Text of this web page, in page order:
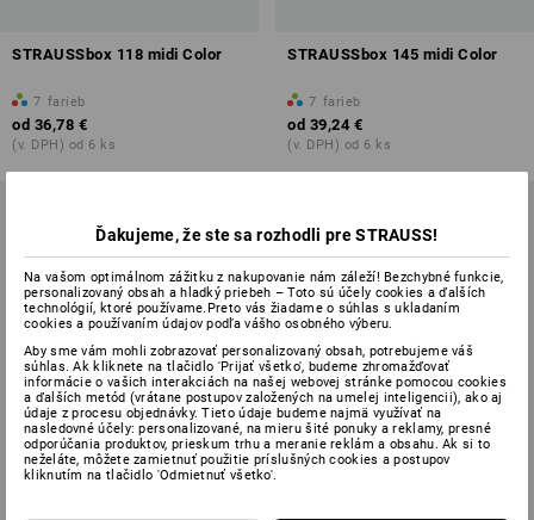
STRAUSSbox 118 midi Color
7 farieb
od 36,78 €
(v. DPH) od 6 ks
STRAUSSbox 145 midi Color
7 farieb
od 39,24 €
(v. DPH) od 6 ks
Ďakujeme, že ste sa rozhodli pre STRAUSS!
Na vašom optimálnom zážitku z nakupovanie nám záleží! Bezchybné funkcie,
personalizovaný obsah a hladký priebeh – Toto sú účely cookies a ďalších
technológií, ktoré používame.Preto vás žiadame o súhlas s ukladaním
cookies a používaním údajov podľa vášho osobného výberu.
Aby sme vám mohli zobrazovať personalizovaný obsah, potrebujeme váš
súhlas. Ak kliknete na tlačidlo 'Prijať všetko', budeme zhromažďovať
informácie o vašich interakciách na našej webovej stránke pomocou cookies
a ďalších metód (vrátane postupov založených na umelej inteligencii), ako aj
údaje z procesu objednávky. Tieto údaje budeme najmä využívať na
nasledovné účely: personalizované, na mieru šité ponuky a reklamy, presné
odporúčania produktov, prieskum trhu a meranie reklám a obsahu. Ak si to
neželáte, môžete zamietnuť použitie príslušných cookies a postupov
kliknutím na tlačidlo 'Odmietnuť všetko'.